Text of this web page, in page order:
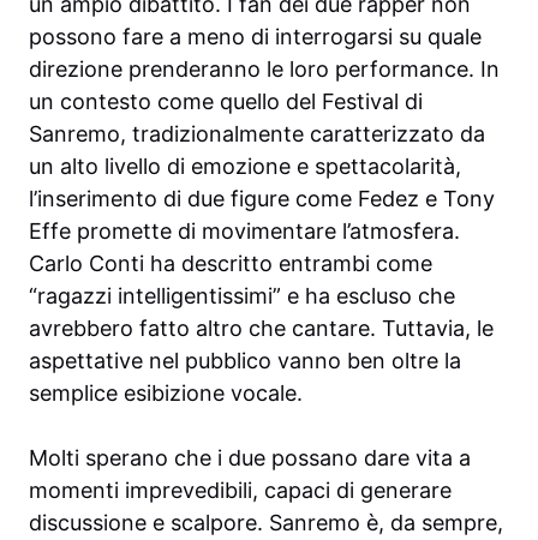
possono fare a meno di interrogarsi su quale
direzione prenderanno le loro performance. In
un contesto come quello del Festival di
Sanremo, tradizionalmente caratterizzato da
un alto livello di emozione e spettacolarità,
l’inserimento di due figure come Fedez e Tony
Effe promette di movimentare l’atmosfera.
Carlo Conti ha descritto entrambi come
“ragazzi intelligentissimi” e ha escluso che
avrebbero fatto altro che cantare. Tuttavia, le
aspettative nel pubblico vanno ben oltre la
semplice esibizione vocale.
Molti sperano che i due possano dare vita a
momenti imprevedibili, capaci di generare
discussione e scalpore. Sanremo è, da sempre,